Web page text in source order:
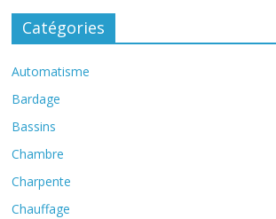
Catégories
Automatisme
Bardage
Bassins
Chambre
Charpente
Chauffage